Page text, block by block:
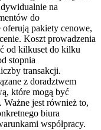
na
do
pakiety cenowe,
Koszt prowadzenia
od kilkuset do kilku
stopnia
transakcji.
z doradztwem
które mogą być
jest również to,
biura
współpracy.